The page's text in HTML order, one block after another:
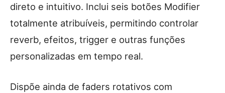
direto e intuitivo. Inclui seis botões Modifier
totalmente atribuíveis, permitindo controlar
reverb, efeitos, trigger e outras funções
personalizadas em tempo real.
Dispõe ainda de faders rotativos com